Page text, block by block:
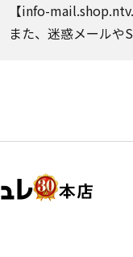
【info-
また、迷惑メールや